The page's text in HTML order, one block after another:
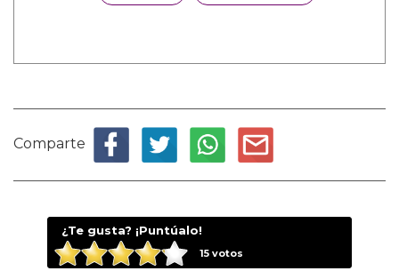
Comparte
¿Te gusta? ¡Puntúalo!
15votos